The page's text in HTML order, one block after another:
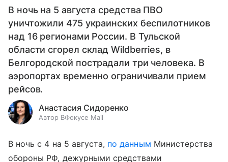
В ночь на 5 августа средства ПВО
уничтожили 475 украинских беспилотников
над 16 регионами России. В Тульской
области сгорел склад Wildberries, в
Белгородской пострадали три человека. В
аэропортах временно ограничивали прием
рейсов.
Анастасия Сидоренко
Автор ВФокусе Mail
В ночь с 4 на 5 августа, по данным Министерства
обороны РФ, дежурными средствами